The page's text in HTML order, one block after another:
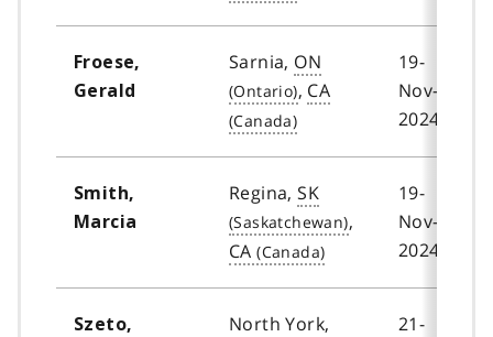
Froese,
Gerald
Sarnia, ON
, CA
19-
Nov-
2024
Smith,
Marcia
Regina,SK
,
CA
19-
Nov-
2024
Szeto,
North York,
21-